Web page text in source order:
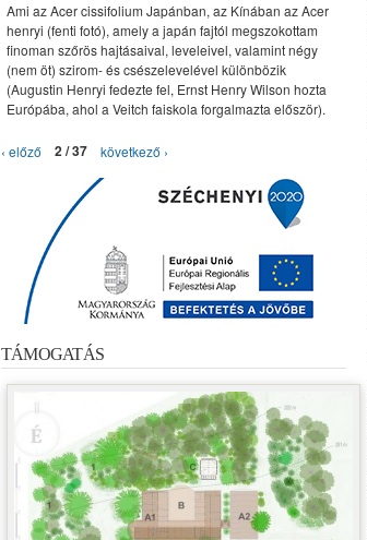
Ami az Acer cissifolium Japánban, az Kínában az Acer
henryi (fenti fotó), amely a japán fajtól megszokottam
finoman szőrös hajtásaival, leveleivel, valamint négy
(nem öt) szirom- és csészelevelével különbözik
(Augustin Henryi fedezte fel, Ernst Henry Wilson hozta
Európába, ahol a Veitch faiskola forgalmazta először).
‹ előző 2 / 37 következő ›
TÁMOGATÁS